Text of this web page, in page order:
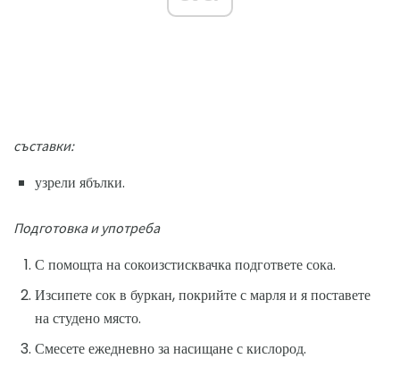
съставки:
узрели ябълки.
Подготовка и употреба
С помощта на сокоизстисквачка подгответе сока.
Изсипете сок в буркан, покрийте с марля и я поставете
на студено място.
Смесете ежедневно за насищане с кислород.